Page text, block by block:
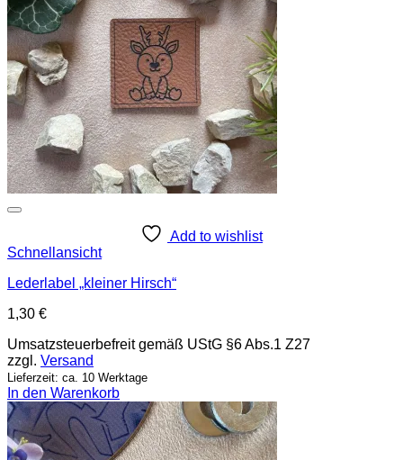
Add to wishlist
Schnellansicht
Lederlabel „kleiner Hirsch“
1,30 €
Umsatzsteuerbefreit gemäß UStG §6 Abs.1 Z27
zzgl. Versand
Lieferzeit: ca. 10 Werktage
In den Warenkorb